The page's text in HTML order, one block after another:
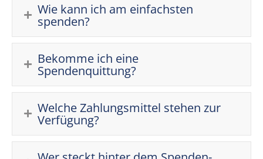
Wie kann ich am einfachsten
spenden?
Bekomme ich eine
Spendenquittung?
Welche Zahlungsmittel stehen zur
Verfügung?